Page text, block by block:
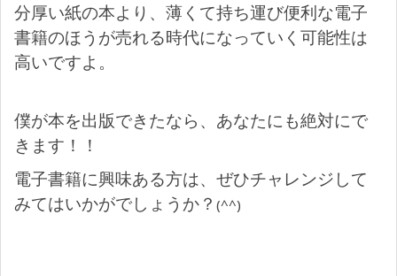
分厚い紙の本より、薄くて持ち運び便利な電子
書籍のほうが売れる時代になっていく可能性は
高いですよ。
僕が本を出版できたなら、あなたにも絶対にで
きます！！
電子書籍に興味ある方は、ぜひチャレンジして
みてはいかがでしょうか？ (^^)